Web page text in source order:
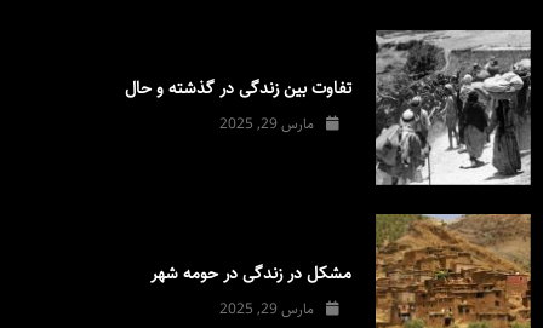
تفاوت بین زندگی در گذشته و حال
مارس 29, 2025
مشکل در زندگی در حومه شهر
مارس 29, 2025